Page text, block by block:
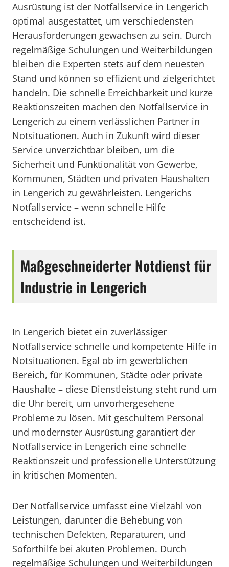
Ausrüstung ist der Notfallservice in Lengerich
optimal ausgestattet, um verschiedensten
Herausforderungen gewachsen zu sein. Durch
regelmäßige Schulungen und Weiterbildungen
bleiben die Experten stets auf dem neuesten
Stand und können so effizient und zielgerichtet
handeln. Die schnelle Erreichbarkeit und kurze
Reaktionszeiten machen den Notfallservice in
Lengerich zu einem verlässlichen Partner in
Notsituationen. Auch in Zukunft wird dieser
Service unverzichtbar bleiben, um die
Sicherheit und Funktionalität von Gewerbe,
Kommunen, Städten und privaten Haushalten
in Lengerich zu gewährleisten. Lengerichs
Notfallservice – wenn schnelle Hilfe
entscheidend ist.
Maßgeschneiderter Notdienst für
Industrie in Lengerich
In Lengerich bietet ein zuverlässiger
Notfallservice schnelle und kompetente Hilfe in
Notsituationen. Egal ob im gewerblichen
Bereich, für Kommunen, Städte oder private
Haushalte – diese Dienstleistung steht rund um
die Uhr bereit, um unvorhergesehene
Probleme zu lösen. Mit geschultem Personal
und modernster Ausrüstung garantiert der
Notfallservice in Lengerich eine schnelle
Reaktionszeit und professionelle Unterstützung
in kritischen Momenten.
Der Notfallservice umfasst eine Vielzahl von
Leistungen, darunter die Behebung von
technischen Defekten, Reparaturen, und
Soforthilfe bei akuten Problemen. Durch
regelmäßige Schulungen und Weiterbildungen